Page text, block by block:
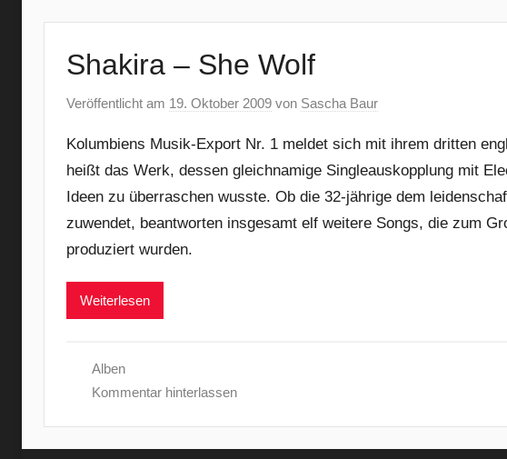
Shakira – She Wolf
Veröffentlicht am 19. Oktober 2009 von Sascha Baur
Kolumbiens Musik-Export Nr. 1 meldet sich mit ihrem dritten
heißt das Werk, dessen gleichnamige Singleauskopplung mit
Ideen zu überraschen wusste. Ob die 32-jährige dem
zuwendet, beantworten insgesamt elf weitere Songs, die zum
produziert wurden.
Weiterlesen
Alben
Kommentar hinterlassen